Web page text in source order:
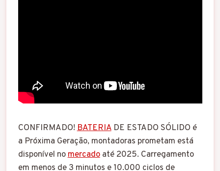
CONFIRMADO!BATERIADE ESTADO SÓLIDO é
a Próxima Geração, montadoras prometam está
disponível nomercadoaté 2025. Carregamento
em menos de 3 minutos e 10.000 ciclos de